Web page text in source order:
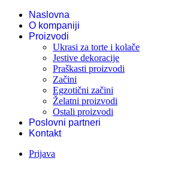
Naslovna
O kompaniji
Proizvodi
Ukrasi za torte i kolače
Jestive dekoracije
Praškasti proizvodi
Začini
Egzotični začini
Želatni proizvodi
Ostali proizvodi
Poslovni partneri
Kontakt
Prijava